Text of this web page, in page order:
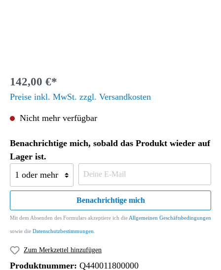
142,00 €*
Preise inkl. MwSt. zzgl. Versandkosten
Nicht mehr verfügbar
Benachrichtige mich, sobald das Produkt wieder auf
Lager ist.
Benachrichtige mich
Mit dem Absenden des Formulars akzeptiere ich die Allgemeinen Geschäftsbedingungen
sowie die Datenschutzbestimmungen
Zum Merkzettel hinzufügen
Produktnummer: Q440011800000